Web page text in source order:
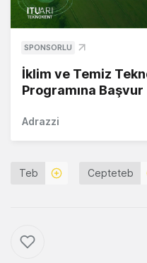
SPONSORLU
İklim ve Temiz
Programına Başvur
Adrazzi
Teb Cepteteb